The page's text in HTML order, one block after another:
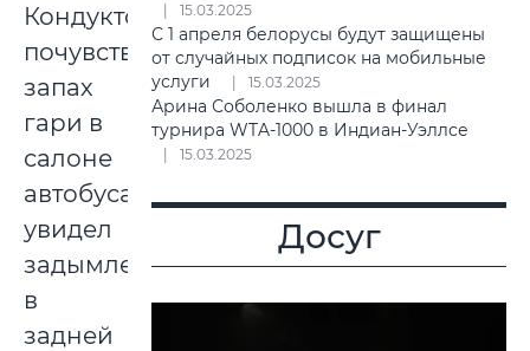
Кондуктор
почувствовал
запах
гари в
салоне
автобуса,
увидел
задымление
в
задней
15.03.2025
С 1 апреля белорусы будут защищены
от случайных подписок на мобильные
услуги
15.03.2025
Арина Соболенко вышла в финал
турнира WTA-1000 в Индиан-Уэллсе
15.03.2025
Досуг